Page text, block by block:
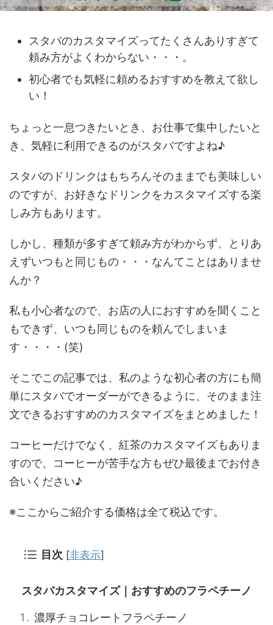
スタバのカスタマイズってたくさんありすぎて
頼み方がよくわからない・・・。
初心者でも気軽に頼めるおすすめを教えて欲し
い！
ちょっと一息つきたいとき、お仕事で集中したいと
き、気軽に利用できるのがスタバですよね♪
スタバのドリンクはもちろんそのままでも美味しい
のですが、お好きなドリンクをカスタマイズする楽
しみ方もあります。
しかし、種類が多すぎて頼み方がわからず、とりあ
えずいつもと同じもの・・・なんてことはありませ
んか？
私も小心者なので、お店の人におすすめを聞くこと
もできず、いつも同じものを頼んでしまいま
す・・・・(笑)
そこでこの記事では、私のような初心者の方にも簡
単にスタバでオーダーができるように、そのまま注
文できるおすすめのカスタマイズをまとめました！
コーヒーだけでなく、紅茶のカスタマイズもありま
すので、コーヒーが苦手な方もぜひ最後までお付き
合いください♪
※ここからご紹介する価格は全て税込です。
目次 [非表示]
スタバカスタマイズ｜おすすめのフラペチーノ
濃厚チョコレートフラペチーノ